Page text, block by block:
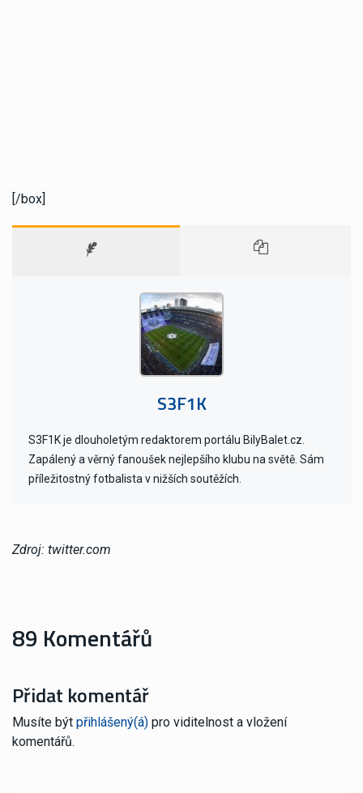
[/box]
S3F1K
S3F1K je dlouholetým redaktorem portálu BilyBalet.cz.
Zapálený a věrný fanoušek nejlepšího klubu na světě. Sám
příležitostný fotbalista v nižších soutěžích.
Zdroj: twitter.com
89 Komentářů
Přidat komentář
Musíte být přihlášený(á) pro viditelnost a vložení
komentářů.